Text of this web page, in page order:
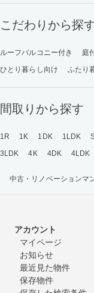
こだわりから探
ルーフバルコニー付き 庭
ひとり暮らし向け
ふたり
間取りから探す
1R 1K 1DK 1LDK
3LDK
4K 4DK 4LDK
中古・リノベーションマ
アカウント
マイページ
お知らせ
最近見た物件
保存物件